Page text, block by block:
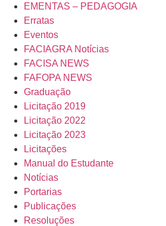
EMENTAS – PEDAGOGIA
Erratas
Eventos
FACIAGRA Notícias
FACISA NEWS
FAFOPA NEWS
Graduação
Licitação 2019
Licitação 2022
Licitação 2023
Licitações
Manual do Estudante
Notícias
Portarias
Publicações
Resoluções